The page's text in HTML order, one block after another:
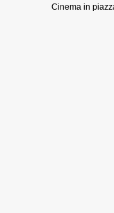
Cinema in